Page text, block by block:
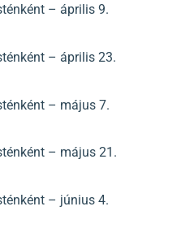
– április 9.
– április 23.
– május 7.
– május 21.
– június 4.